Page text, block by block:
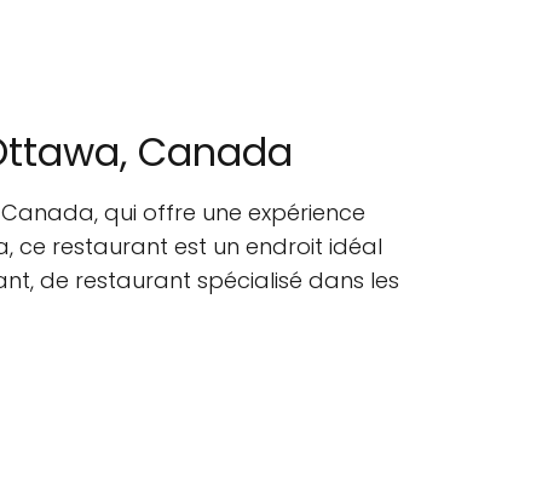
Canada
qui offre une expérience
ce restaurant est un endroit idéal
de restaurant spécialisé dans les